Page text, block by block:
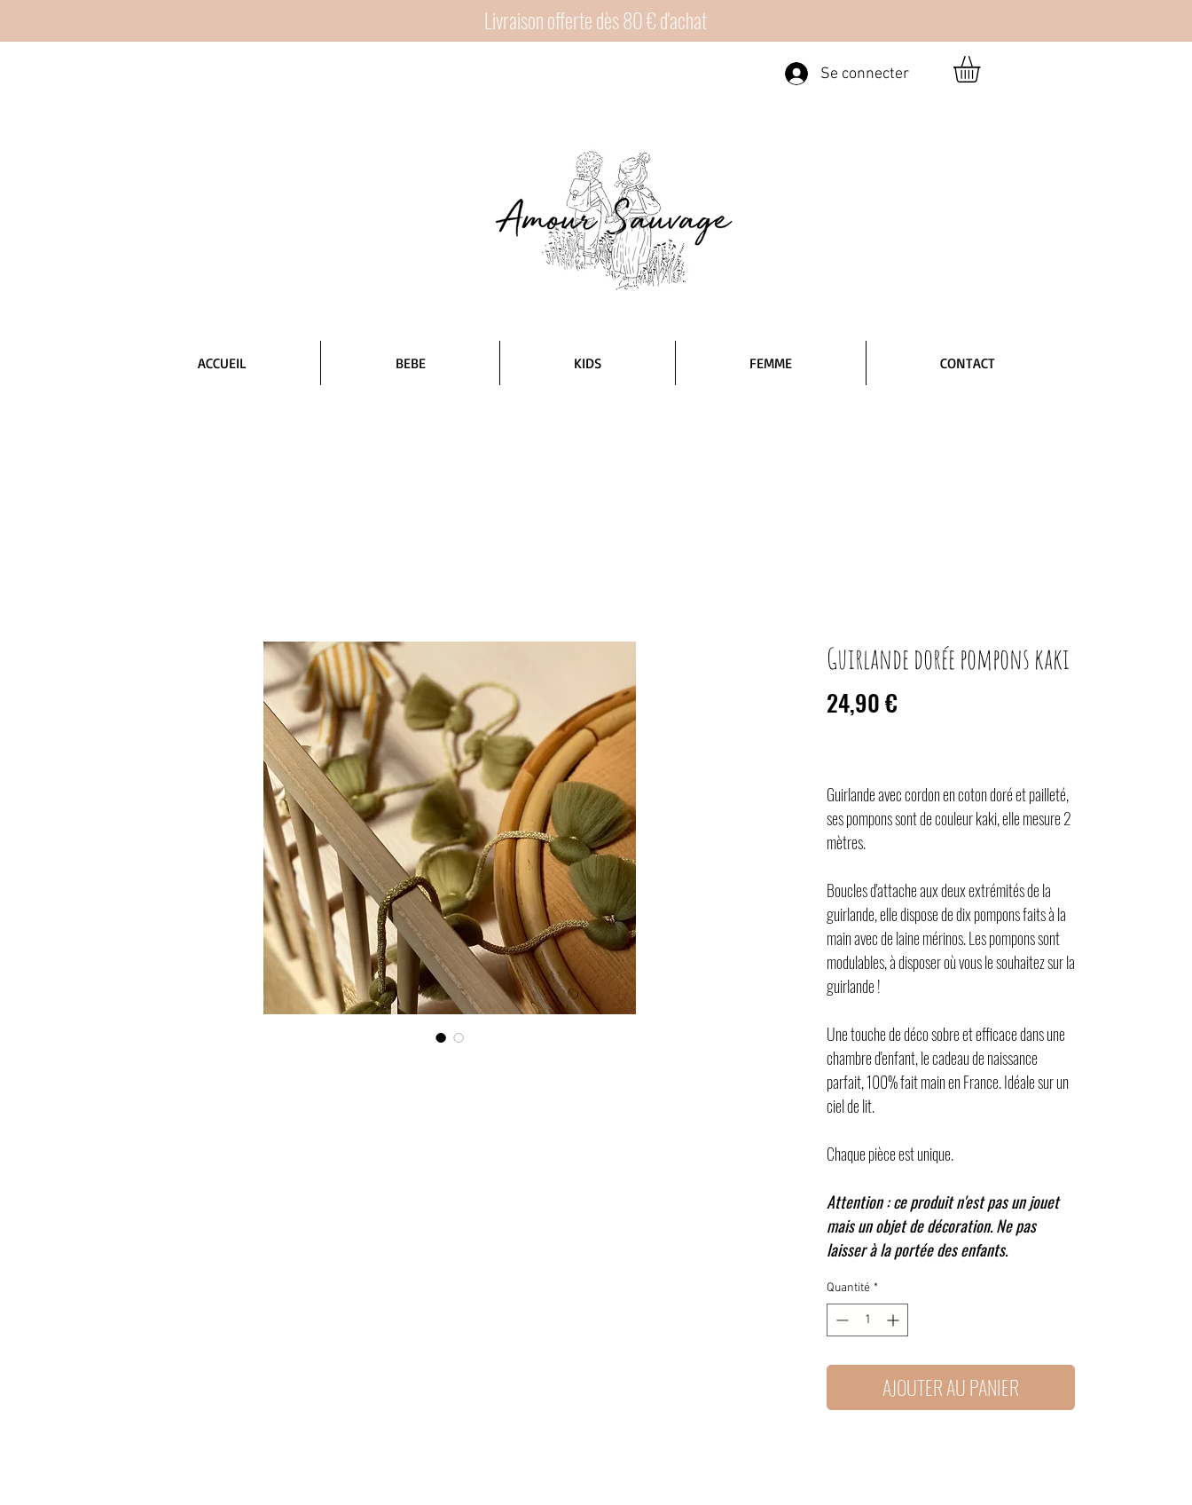
Se connecter
Livraison offerte dès 80 € d'achat
ACCUEIL BEBE KIDS FEMME CONTACT
Guirlande dorée pompons kaki
24,90 €
Guirlande avec cordon en coton doré et pailleté,
ses pompons sont de couleur kaki, elle mesure 2
mètres.
Boucles d'attache aux deux extrémités de la
guirlande, elle dispose de dix pompons faits à la
main avec de laine mérinos. Les pompons sont
modulables, à disposer où vous le souhaitez sur la
guirlande !
Une touche de déco sobre et efficace dans une
chambre d'enfant, le cadeau de naissance
parfait, 100% fait main en France. Idéale sur un
ciel de lit.
Chaque pièce est unique.
Attention : ce produit n'est pas un jouet
mais un objet de décoration. Ne pas
laisser à la portée des enfants.
Quantité *
AJOUTER AU PANIER